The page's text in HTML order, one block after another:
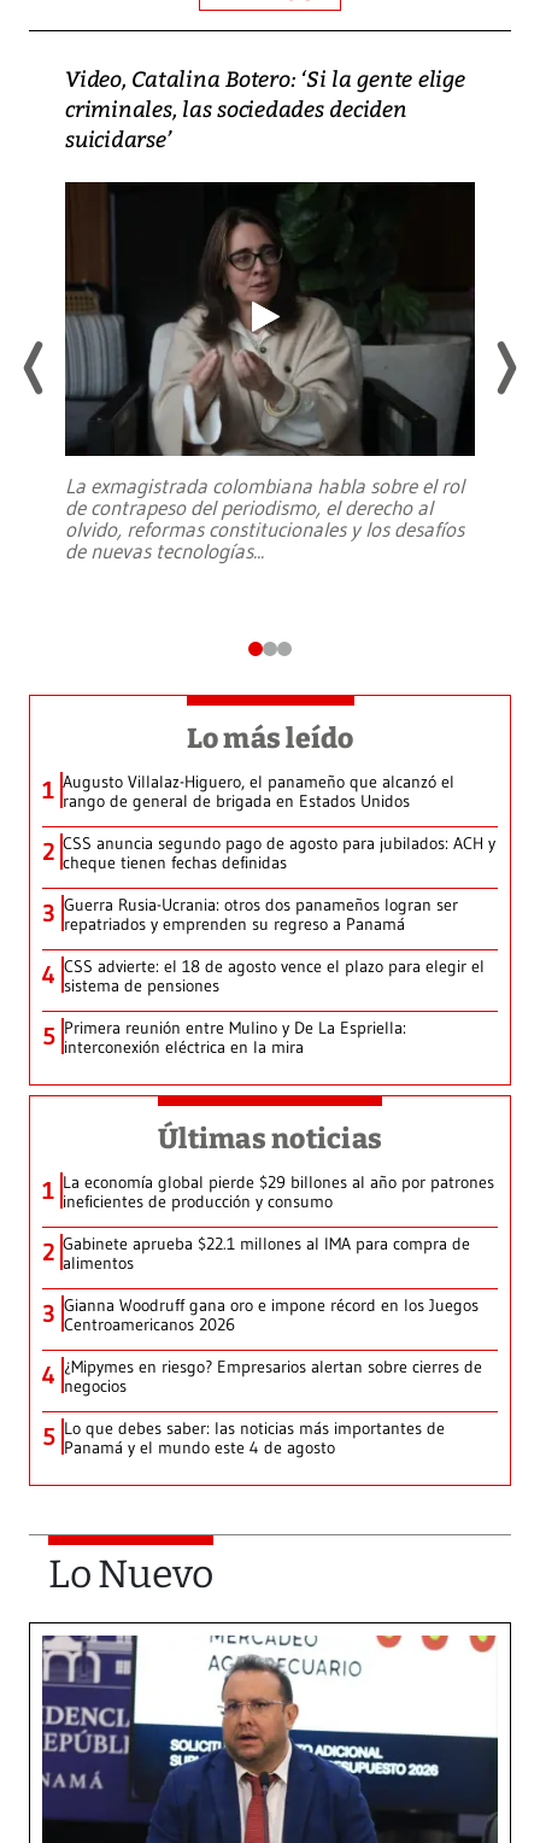
Video, Catalina Botero: ‘Si la gente elige
criminales, las sociedades deciden
suicidarse’
La exmagistrada colombiana habla sobre el rol
de contrapeso del periodismo, el derecho al
olvido, reformas constitucionales y los desafíos
de nuevas tecnologías...
Lo más leído
1 Augusto Villalaz-Higuero, el panameño que alcanzó el
rango de general de brigada en Estados Unidos
2 CSS anuncia segundo pago de agosto para jubilados: ACH y
cheque tienen fechas definidas
3 Guerra Rusia-Ucrania: otros dos panameños logran ser
repatriados y emprenden su regreso a Panamá
4 CSS advierte: el 18 de agosto vence el plazo para elegir el
sistema de pensiones
5 Primera reunión entre Mulino y De La Espriella:
interconexión eléctrica en la mira
Últimas noticias
1 La economía global pierde $29 billones al año por patrones
ineficientes de producción y consumo
2 Gabinete aprueba $22.1 millones al IMA para compra de
alimentos
3 Gianna Woodruff gana oro e impone récord en los Juegos
Centroamericanos 2026
4 ¿Mipymes en riesgo? Empresarios alertan sobre cierres de
negocios
5 Lo que debes saber: las noticias más importantes de
Panamá y el mundo este 4 de agosto
Lo Nuevo